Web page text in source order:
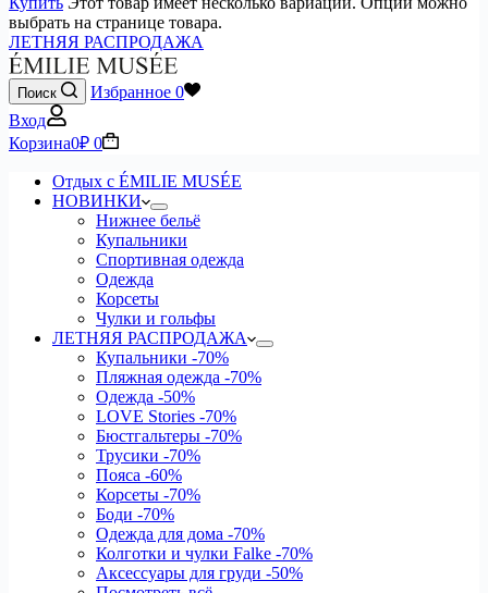
выбрать на странице товара.
ЛЕТНЯЯ РАСПРОДАЖА
Поиск Избранное 0
Вход
Корзина0₽ 0
Отдых с ÉMILIE MUSÉE
НОВИНКИ
Нижнее бельё
Купальники
Спортивная одежда
Одежда
Корсеты
Чулки и гольфы
ЛЕТНЯЯ РАСПРОДАЖА
Купальники -70%
Пляжная одежда -70%
Одежда -50%
LOVE Stories -70%
Бюстгальтеры -70%
Трусики -70%
Пояса -60%
Корсеты -70%
Боди -70%
Одежда для дома -70%
Колготки и чулки Falke -70%
Аксессуары для груди -50%